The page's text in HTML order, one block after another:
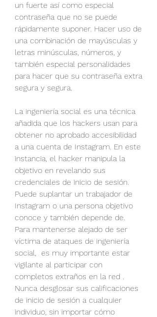
un fuerte así como especial
contraseña que no se puede
rápidamente suponer. Hacer uso de
una combinación de mayúsculas y
letras minúsculas, números, y
también especial personalidades
para hacer que su contraseña extra
segura y segura.
La ingeniería social es una técnica
añadida que los hackers usan para
obtener no aprobado accesibilidad
a una cuenta de Instagram. En este
instancia, el hacker manipula la
objetivo en revelando sus
credenciales de inicio de sesión.
Puede suplantar un trabajador de
Instagram o una persona objetivo
conoce y también depende de.
Para mantenerse alejado de ser
víctima de ataques de ingeniería
social,  es muy importante estar
vigilante al participar con
completos extraños en la red .
Nunca desglosar sus calificaciones
de inicio de sesión a cualquier
individuo, sin importar cómo